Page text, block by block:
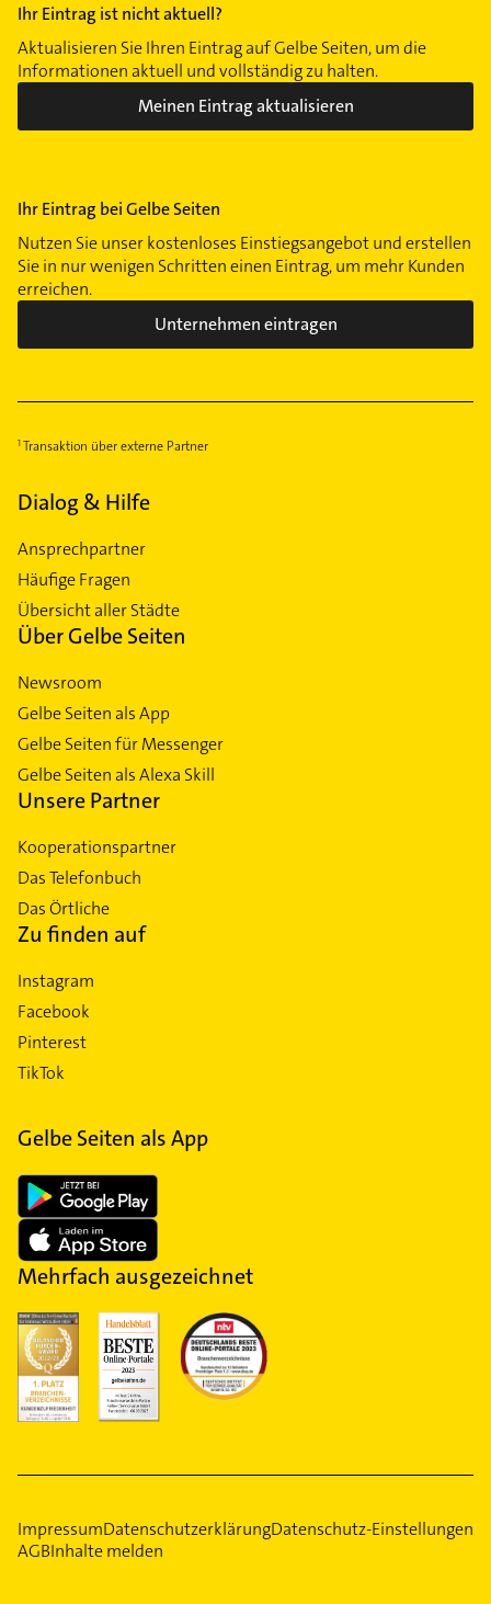
Ihr Eintrag ist nicht aktuell?
Aktualisieren Sie Ihren Eintrag auf Gelbe Seiten, um die
Informationen aktuell und vollständig zu halten.
Meinen Eintrag aktualisieren
Ihr Eintrag bei Gelbe Seiten
Nutzen Sie unser kostenloses Einstiegsangebot und erstellen
Sie in nur wenigen Schritten einen Eintrag, um mehr Kunden
erreichen.
Unternehmen eintragen
Transaktion über externe Partner
Dialog & Hilfe
Ansprechpartner
Häufige Fragen
Übersicht aller Städte
Über Gelbe Seiten
Newsroom
Gelbe Seiten als App
Gelbe Seiten für Messenger
Gelbe Seiten als Alexa Skill
Unsere Partner
Kooperationspartner
Das Telefonbuch
Das Örtliche
Zu finden auf
Instagram
Facebook
Pinterest
TikTok
Gelbe Seiten als App
Mehrfach ausgezeichnet
ImpressumDatenschutzerklärungDatenschutz-Einstellungen
AGBInhalte melden